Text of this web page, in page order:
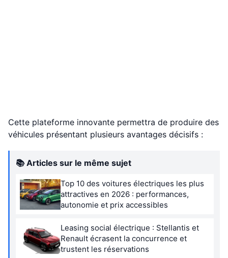
Cette plateforme innovante permettra de produire des
véhicules présentant plusieurs avantages décisifs :
📚 Articles sur le même sujet
Top 10 des voitures électriques les plus
attractives en 2026 : performances,
autonomie et prix accessibles
Leasing social électrique : Stellantis et
Renault écrasent la concurrence et
trustent les réservations